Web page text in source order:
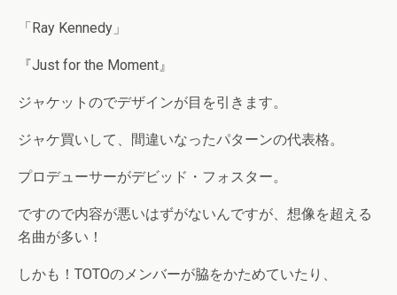
「Ray Kennedy」
『Just for the Moment』
ジャケットのでデザインが目を引きます。
ジャケ買いして、間違いなったパターンの代表格。
プロデューサーがデビッド・フォスター。
ですので内容が悪いはずがないんですが、想像を超える
名曲が多い！
しかも！TOTOのメンバーが脇をかためていたり、